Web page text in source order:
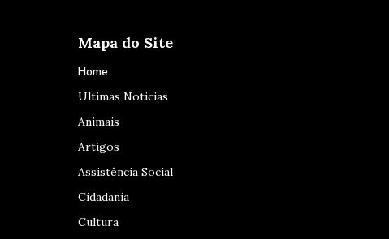
Mapa do Site
Home
Ultimas Noticias
Animais
Artigos
Assistência Social
Cidadania
Cultura